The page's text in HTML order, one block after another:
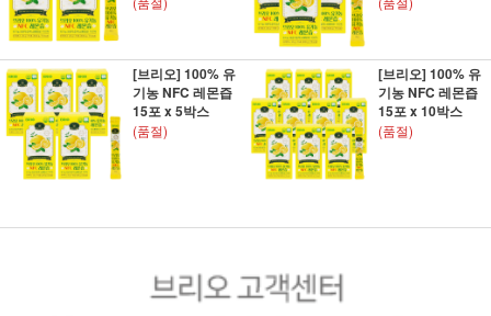
[브리오] 100% 유
기농 NFC 레몬즙
15포 x 5박스
(품절)
[브리오] 100% 유
기농 NFC 레몬즙
15포 x 10박스
(품절)